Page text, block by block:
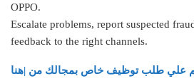
OPPO.
Escalate problems, report suspected
feedback to the right channels.
علي طلب توظيف خاص بمجالك من |هنا